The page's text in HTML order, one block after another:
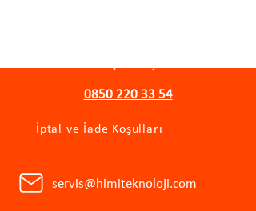
0850 220 33 54
İptal ve İade Koşulları
servis@himiteknoloji.com